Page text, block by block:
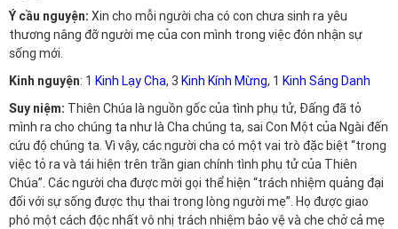
Ý cầu nguyện: Xin cho mỗi người cha có con chưa sinh ra yêu
thương nâng đỡ người mẹ của con mình trong việc đón nhận sự
sống mới.
Kinh nguyện: 1 Kinh Lạy Cha, 3 Kinh Kính Mừng, 1 Kinh Sáng Danh
Suy niệm: Thiên Chúa là nguồn gốc của tình phụ tử, Đấng đã tỏ
mình ra cho chúng ta như là Cha chúng ta, sai Con Một của Ngài đến
cứu độ chúng ta. Vì vậy, các người cha có một vai trò đặc biệt “trong
việc tỏ ra và tái hiện trên trần gian chính tình phụ tử của Thiên
Chúa”. Các người cha được mời gọi thể hiện “trách nhiệm quảng đại
đối với sự sống được thụ thai trong lòng người mẹ”. Họ được giao
phó một cách độc nhất vô nhị trách nhiệm bảo vệ và che chở cả mẹ